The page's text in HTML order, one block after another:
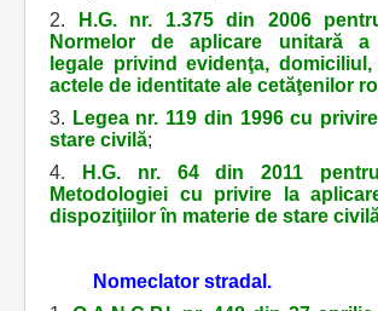
2.
H.G. nr. 1.375 din 2006
Normelor de aplicare unitară a
legale privind evidenţa,
actele de identitate ale cetăţenilor
3. Legea nr. 119 din 1996 cu
stare civilă;
4.
H.G. nr. 64 din 2011
Metodologiei cu privire la
dispoziţiilor în materie de stare
Nomeclator stradal.